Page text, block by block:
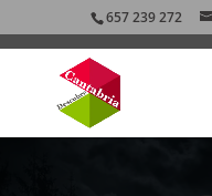
657 239 272